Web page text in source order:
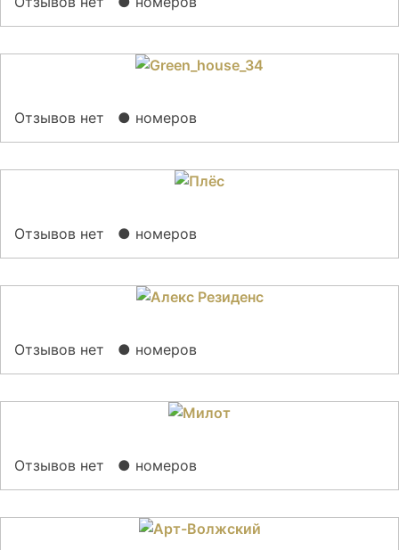
Отзывов нет ● номеров
Отзывов нет ● номеров
Отзывов нет ● номеров
Отзывов нет ● номеров